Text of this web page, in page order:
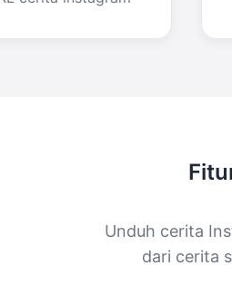
Unduh cerita
dari cerita